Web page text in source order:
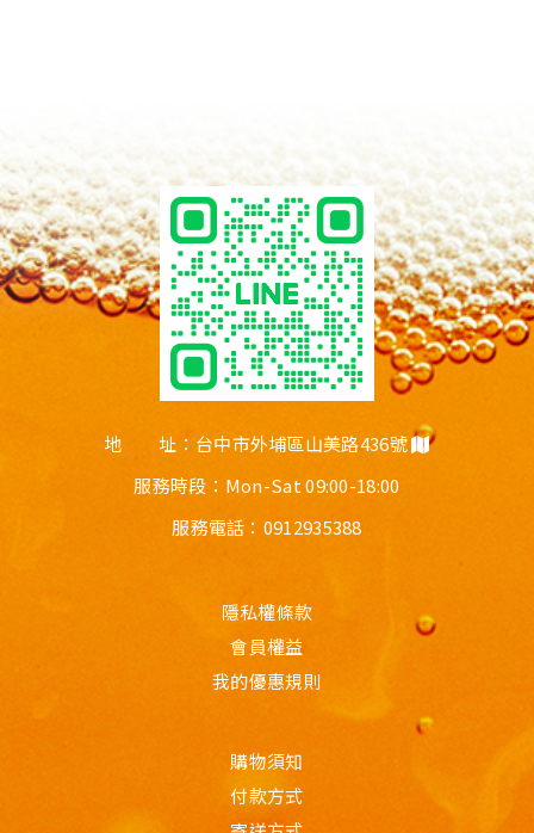
地 址：台中市外埔區山美路436號
服務時段：Mon-Sat 09:00-18:00
服務電話： 0912935388
隱私權條款
會員權益
我的優惠規則
購物須知
付款方式